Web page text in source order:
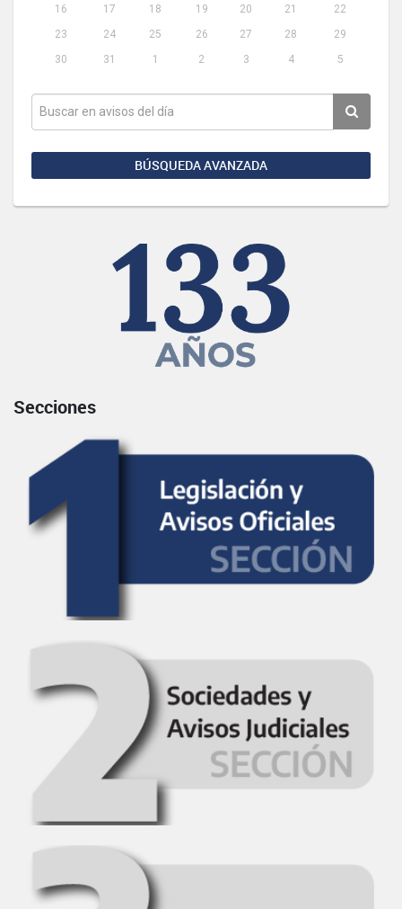
16
17 18 19 20 21
22
23
24 25 26 27 28
29
30
31 1 2 3 4 5
BÚSQUEDA AVANZADA
Secciones